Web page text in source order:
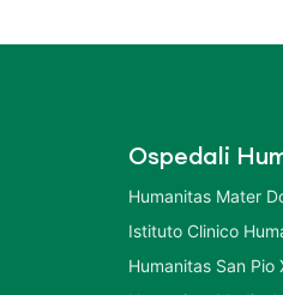
Ospedali
Humanitas Mater
Istituto Clinico
Humanitas San Pio